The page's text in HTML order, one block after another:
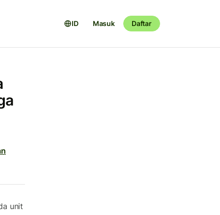
ID Masuk Daftar
unit